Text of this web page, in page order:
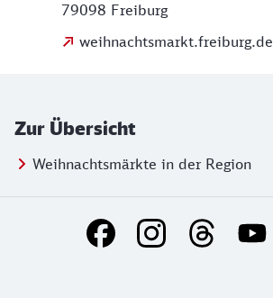
79098 Freiburg
weihnachtsmarkt.freiburg.de
Zur Übersicht
Weihnachtsmärkte in der Region
Social Media Links